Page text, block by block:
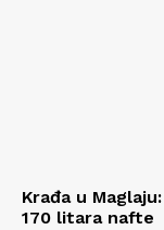
Krađa u
170 litara nafte